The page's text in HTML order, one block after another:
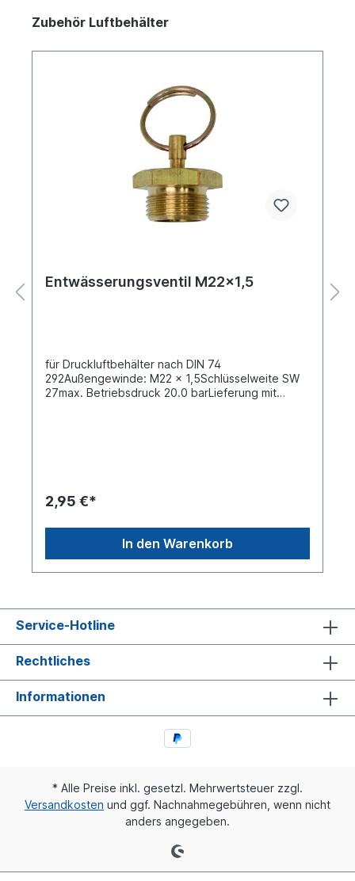
Zubehör Luftbehälter
Entwässerungsventil M22x1,5
für Druckluftbehälter nach DIN 74
292Außengewinde: M22 x 1,5Schlüsselweite SW
27max. Betriebsdruck 20.0 barLieferung mit
2,95 €*
In den Warenkorb
Service-Hotline
Rechtliches
Informationen
* Alle Preise inkl. gesetzl. Mehrwertsteuer zzgl.
Versandkosten und ggf. Nachnahmegebühren, wenn nicht
anders angegeben.